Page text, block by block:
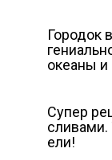
Городок
океаны и
Супер
ели!